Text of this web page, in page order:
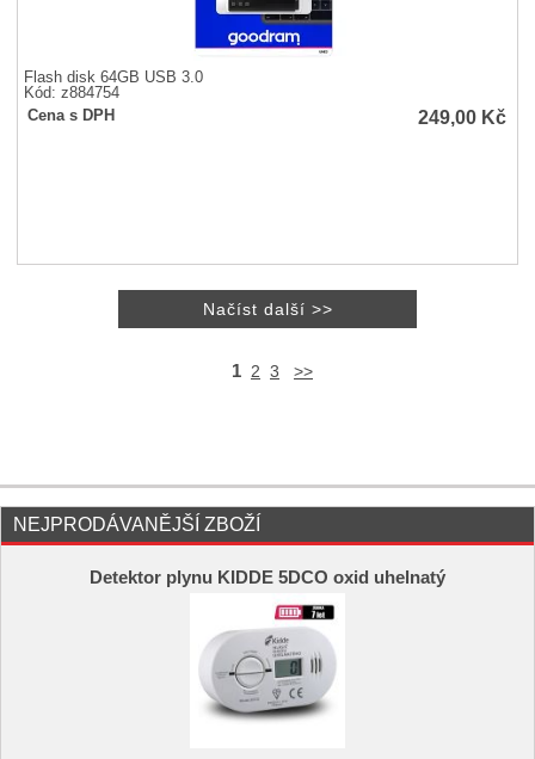
Flash disk 64GB USB 3.0
Kód: z884754
Cena s DPH
249,00 Kč
1 2 3 >>
NEJPRODÁVANĚJŠÍ ZBOŽÍ
Detektor plynu KIDDE 5DCO oxid uhelnatý